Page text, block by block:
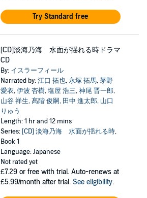
Try Standard free
[CD]淡海乃海 水面が揺れる時ドラマ
CD
By: イスラーフィール
Narrated by:江口 拓也,永塚 拓馬,茅野
愛衣,伊波 杏樹,塩屋 浩三,神尾 晋一郎,
山谷 祥生,髙階 俊嗣, 田中 進太郎, 山口
りゅう
Length: 1 hr and 12 mins
Series: [CD] 淡海乃海 水面が揺れる時,
Book 1
Language: Japanese
Not rated yet
£7.29 or free with trial. Auto-renews at
£5.99/month after trial. See eligibility.